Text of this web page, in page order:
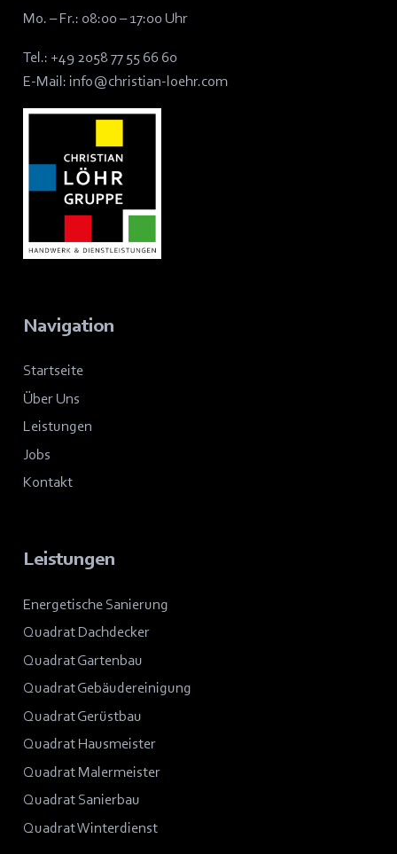
Mo. – Fr.: 08:00 – 17:00 Uhr
Tel.: +49 2058 77 55 66 60
E-Mail: info@christian-loehr.com
Navigation
Startseite
Über Uns
Leistungen
Jobs
Kontakt
Leistungen
Energetische Sanierung
Quadrat Dachdecker
Quadrat Gartenbau
Quadrat Gebäudereinigung
Quadrat Gerüstbau
Quadrat Hausmeister
Quadrat Malermeister
Quadrat Sanierbau
Quadrat Winterdienst